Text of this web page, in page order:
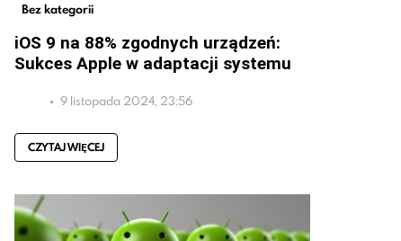
Bez kategorii
iOS 9 na 88% zgodnych urządzeń:
Sukces Apple w adaptacji systemu
9 listopada 2024, 23:56
CZYTAJ WIĘCEJ